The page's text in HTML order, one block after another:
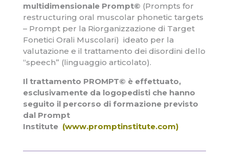
multidimensionale Prompt© (Prompts for
restructuring oral muscolar phonetic targets
– Prompt per la Riorganizzazione di Target
Fonetici Orali Muscolari) ideato per la
valutazione e il trattamento dei disordini dello
“speech” (linguaggio articolato).
Il trattamento PROMPT© è effettuato,
esclusivamente da logopedisti che hanno
seguito il percorso di formazione previsto
dal Prompt
Institute (www.promptinstitute.com)